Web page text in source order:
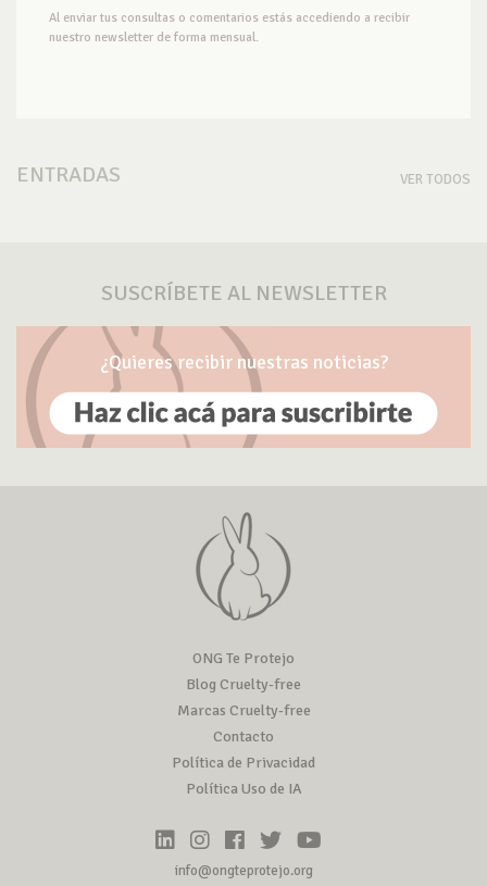
Al enviar tus consultas o comentarios estás accediendo a recibir
nuestro newsletter de forma mensual.
ENTRADAS VER TODOS
SUSCRÍBETE AL NEWSLETTER
¿Quieres recibir nuestras noticias?
ONG Te Protejo
Blog Cruelty-free
Marcas Cruelty-free
Contacto
Política de Privacidad
Política Uso de IA
info@ongteprotejo.org